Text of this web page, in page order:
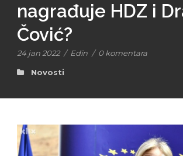
nagrađuje HDZ i
Čović?
24 jan 2022 / Edin / 0 komentara
Novosti